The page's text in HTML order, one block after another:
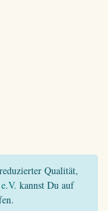
Qualität,
kannst Du auf